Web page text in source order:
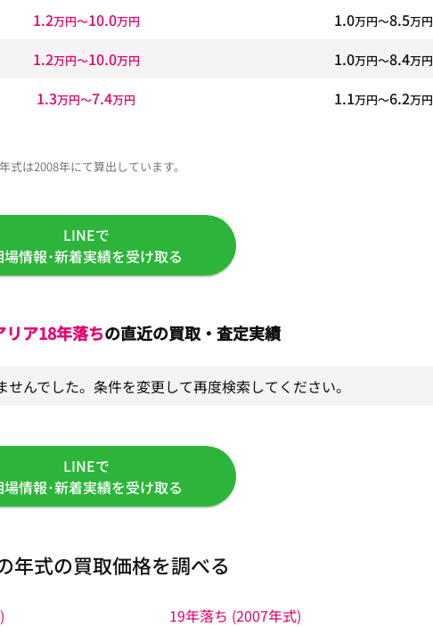
1.2万円〜10.0万円 1.0万円〜8.5万円
1.2万円〜10.0万円 1.0万円〜8.4万円
1.3万円〜7.4万円 1.1万円〜6.2万円
式は2008年にて算出しています。
LINEで
場情報･新着実績を受け取る
リア18年落ちの直近の買取・査定実績
んでした。条件を変更して再度検索してください。
LINEで
場情報･新着実績を受け取る
年式の買取価格を調べる
19年落ち (2007年式)